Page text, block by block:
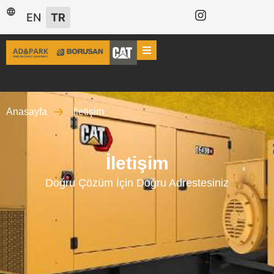
EN TR
Anasayfa İletişim
İletişim
Doğru Çözüm İçin Doğru Adrestesiniz